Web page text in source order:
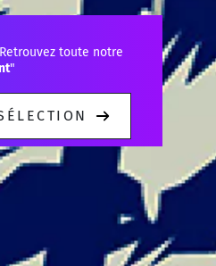
Retrouvez toute notre
"